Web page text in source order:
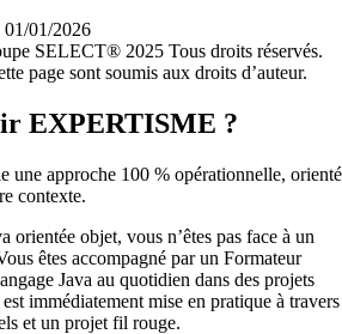
01/2026
SELECT® 2025 Tous droits réservés.
page sont soumis aux droits d’auteur.
EXPERTISME ?
approche 100 % opérationnelle,
contexte.
orientée objet, vous n’êtes pas face à un
êtes accompagné par un Formateur
Java au quotidien dans des projets
immédiatement mise en pratique à travers
et un projet fil rouge.